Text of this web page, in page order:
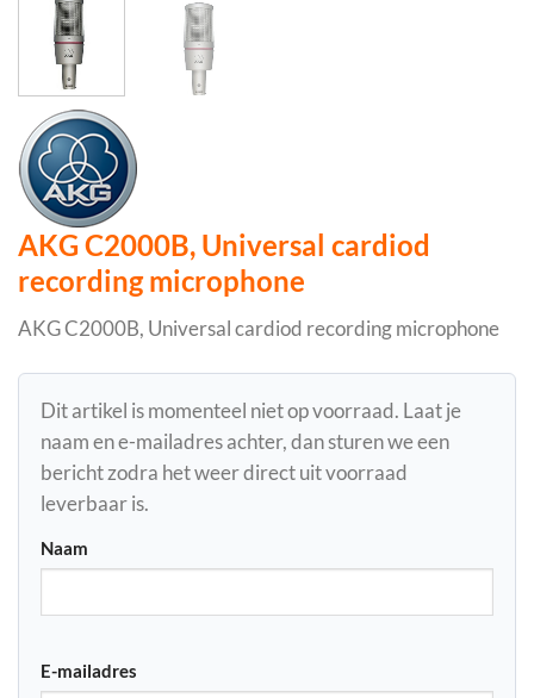
AKG C2000B, Universal cardiod
recording microphone
AKG C2000B, Universal cardiod recording microphone
Dit artikel is momenteel niet op voorraad. Laat je
naam en e-mailadres achter, dan sturen we een
bericht zodra het weer direct uit voorraad
leverbaar is.
Naam
E-mailadres